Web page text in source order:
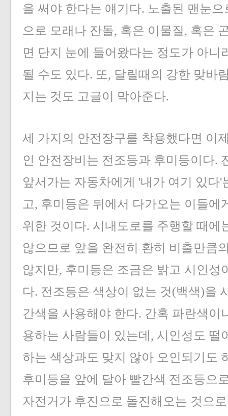
을 써야 한다는 얘기다. 노출된 맨눈
으로 모래나 잔돌, 혹은 이물질, 혹은
면 단지 눈에 들어왔다는 정도가 아니
될 수도 있다. 또, 달릴때의 강한 맞바
지는 것도 고글이 막아준다.
세 가지의 안전장구를 착용했다면 이
인 안전장비는 전조등과 후미등이다.
앞서가는 자동차에게 '내가 여기 있다'
고, 후미등은 뒤에서 다가오는 이들에
위한 것이다. 시내도로를 주행할 때에
않으므로 앞을 완전히 환히 비출만큼
않지만, 후미등은 조금은 밝고 시인성
다. 전조등은 색상이 없는 것(백색)을
간색을 사용해야 한다. 간혹 파란색이
용하는 사람들이 있는데, 시인성도 떨
하는 색상과도 맞지 않아 오인되기도
후미등을 앞에 달아 빨간색 전조등으
자전거가 후진으로 돌진해오는 것으